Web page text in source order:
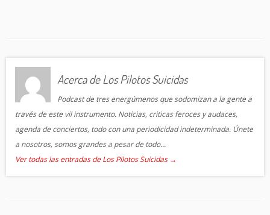
Acerca de Los Pilotos Suicidas
Podcast de tres energúmenos que sodomizan a la gente a
través de este vil instrumento. Noticias, criticas feroces y audaces,
agenda de conciertos, todo con una periodicidad indeterminada. Únete
a nosotros, somos grandes a pesar de todo...
Ver todas las entradas de Los Pilotos Suicidas →